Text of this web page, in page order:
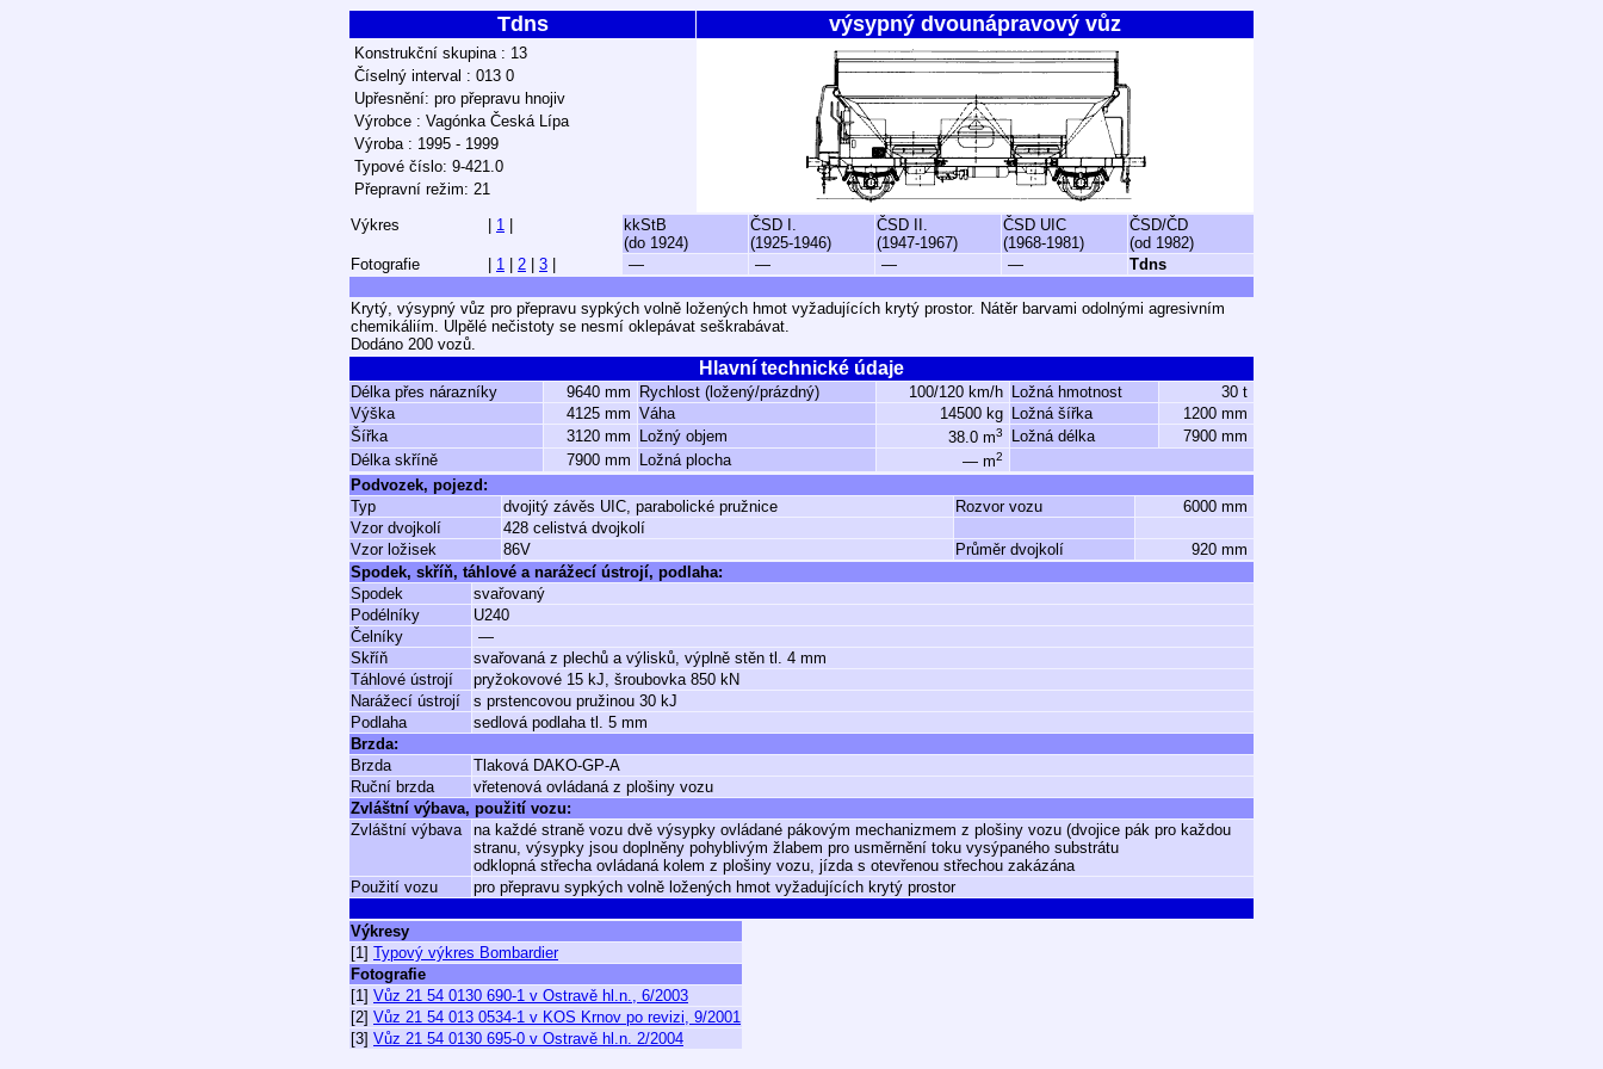
Tdns výsypný dvounápravový vůz
Konstrukční skupina : 13
Číselný interval : 013 0
Upřesnění: pro přepravu hnojiv
Výrobce : Vagónka Česká Lípa
Výroba : 1995 - 1999
Typové číslo: 9-421.0
Přepravní režim: 21
Výkres
1
kkStB
(do 1924)
ČSD I.
(1925-1946)
ČSD II.
(1947-1967)
ČSD UIC
(1968-1981)
ČSD/ČD
(od 1982)
Fotografie
1 2 3 — — — — Tdns
Krytý, výsypný vůz pro přepravu sypkých volně ložených hmot vyžadujících krytý prostor. Nátěr barvami odolnými agresivním
chemikáliím. Ulpělé nečistoty se nesmí oklepávat seškrabávat.
Dodáno 200 vozů.
Hlavní technické údaje
Délka přes nárazníky 9640 mm Rychlost (ložený/prázdný) 100/120 km/h Ložná hmotnost
30 t
Výška
4125 mm Váha 14500 kg Ložná šířka
1200 mm
Šířka
3120 mm Ložný objem 38.0 m3 Ložná délka
7900 mm
Délka skříně
7900 mm Ložná plocha — m2
Podvozek, pojezd:
Typ
dvojitý závěs UIC, parabolické pružnice Rozvor vozu
6000 mm
Vzor dvojkolí
428 celistvá dvojkolí
Vzor ložisek
86V Průměr dvojkolí
920 mm
Spodek, skříň, táhlové a narážecí ústrojí, podlaha:
Spodek
svařovaný
Podélníky
U240
Čelníky
—
Skříň
svařovaná z plechů a výlisků, výplně stěn tl. 4 mm
Táhlové ústrojí
pryžokovové 15 kJ, šroubovka 850 kN
Narážecí ústrojí
s prstencovou pružinou 30 kJ
Podlaha
sedlová podlaha tl. 5 mm
Brzda:
Brzda
Tlaková DAKO-GP-A
Ruční brzda
vřetenová ovládaná z plošiny vozu
Zvláštní výbava, použití vozu:
Zvláštní výbava
na každé straně vozu dvě výsypky ovládané pákovým mechanizmem z plošiny vozu (dvojice pák pro každou
stranu, výsypky jsou doplněny pohyblivým žlabem pro usměrnění toku vysýpaného substrátu
odklopná střecha ovládaná kolem z plošiny vozu, jízda s otevřenou střechou zakázána
Použití vozu
pro přepravu sypkých volně ložených hmot vyžadujících krytý prostor
Výkresy
[1] Typový výkres Bombardier
Fotografie
[1] Vůz 21 54 0130 690-1 v Ostravě hl.n., 6/2003
[2] Vůz 21 54 013 0534-1 v KOS Krnov po revizi, 9/2001
[3] Vůz 21 54 0130 695-0 v Ostravě hl.n. 2/2004